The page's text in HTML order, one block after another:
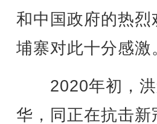
和中国政府的热
埔寨对此十分感激
2020年初，洪
华，同正在抗击